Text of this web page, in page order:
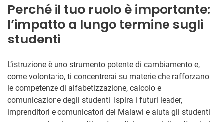
Perché il tuo ruolo è importante:
l’impatto a lungo termine sugli
studenti
L’istruzione è uno strumento potente di cambiamento e,
come volontario, ti concentrerai su materie che rafforzano
le competenze di alfabetizzazione, calcolo e
comunicazione degli studenti. Ispira i futuri leader,
imprenditori e comunicatori del Malawi e aiuta gli studenti